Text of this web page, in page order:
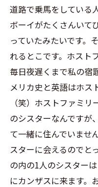
道路で乗馬をしている
ボーイがたくさんいて
っていたみたいです。
れるとこです。ホスト
毎日夜遅くまで私の宿
メリカ史と英語はホス
（笑）ホストファミ
のシスターなんですが
て一緒に住んでいませ
スターに会えるのでと
の内の1人のシスター
にカンザスに来ます。